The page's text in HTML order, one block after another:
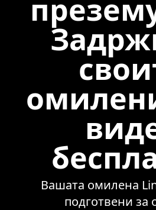
Вашата омилена
подготвени за